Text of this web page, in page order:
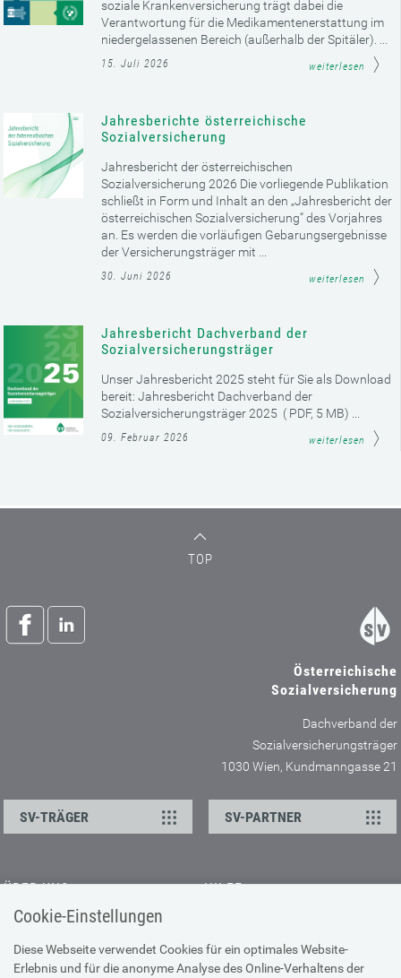
Cookie-Einstellungen
Diese Webseite verwendet Cookies für ein optimales Website-
Erlebnis und für die anonyme Analyse des Online-Verhaltens der
soziale Krankenversicherung trägt dabei die
Verantwortung für die Medikamentenerstattung im
niedergelassenen Bereich (außerhalb der Spitäler). ...
15. Juli 2026 weiterlesen
Jahresberichte österreichische
Sozialversicherung
Jahresbericht der österreichischen
Sozialversicherung 2026 Die vorliegende Publikation
schließt in Form und Inhalt an den „Jahresbericht der
österreichischen Sozialversicherung“ des Vorjahres
an. Es werden die vorläufigen Gebarungsergebnisse
der Versicherungsträger mit ...
30. Juni 2026 weiterlesen
Jahresbericht Dachverband der
Sozialversicherungsträger
Unser Jahresbericht 2025 steht für Sie als Download
bereit: Jahresbericht Dachverband der
Sozialversicherungsträger 2025 ( PDF, 5 MB) ...
09. Februar 2026 weiterlesen
TOP
Österreichische
Sozialversicherung
Dachverband der
Sozialversicherungsträger
1030 Wien, Kundmanngasse 21
SV-TRÄGER SV-PARTNER
ÜBER UNS
Kontakt
Offene Stellen
Presse
HILFE
Browser-Info & Sicherheit
Hilfe zur Suche